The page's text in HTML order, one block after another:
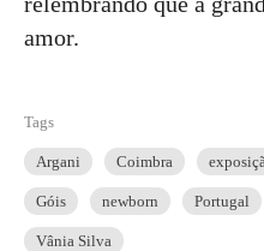
amor.
Tags
Argani Coimbra
Góis newborn Portugal
Vânia Silva